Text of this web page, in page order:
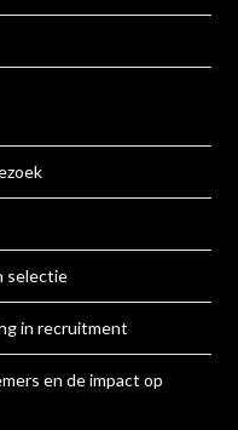
selectie
in recruitment
en de impact op